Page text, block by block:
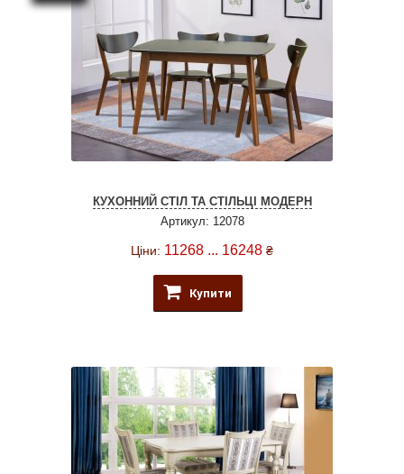
КУХОННИЙ СТІЛ ТА СТІЛЬЦІ МОДЕРН
Артикул: 12078
Ціни: 11268 ... 16248 ₴
Купити